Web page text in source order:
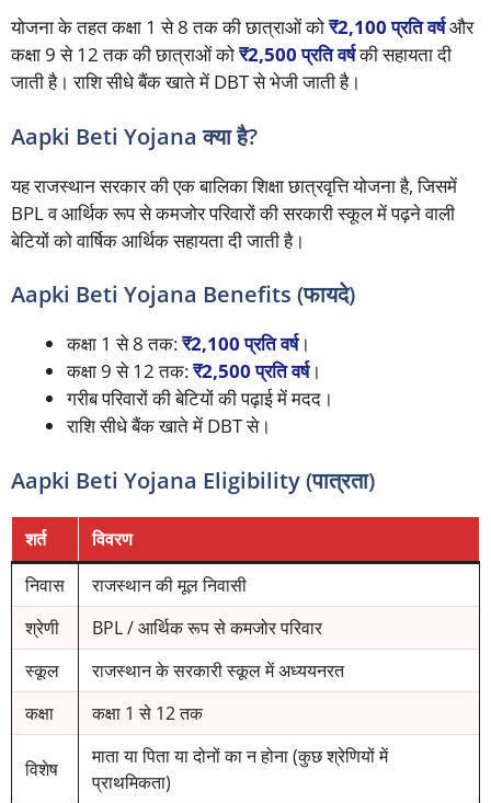
योजना के तहत कक्षा 1 से 8 तक की छात्राओं को₹2,100 प्रति वर्षऔर
कक्षा 9 से 12 तक की छात्राओं को₹2,500 प्रति वर्षकी सहायता दी
जाती है। राशि सीधे बैंक खाते में DBT से भेजी जाती है।
Aapki Beti Yojana क्या है?
यह राजस्थान सरकार की एक बालिका शिक्षा छात्रवृत्ति योजना है, जिसमें
BPL व आर्थिक रूप से कमजोर परिवारों की सरकारी स्कूल में पढ़ने वाली
बेटियों को वार्षिक आर्थिक सहायता दी जाती है।
Aapki Beti Yojana Benefits (फायदे)
कक्षा 1 से 8 तक:₹2,100 प्रति वर्ष।
कक्षा 9 से 12 तक:₹2,500 प्रति वर्ष।
गरीब परिवारों की बेटियों की पढ़ाई में मदद।
राशि सीधे बैंक खाते में DBT से।
Aapki Beti Yojana Eligibility (पात्रता)
शर्त
विवरण
निवास
राजस्थान की मूल निवासी
श्रेणी
BPL / आर्थिक रूप से कमजोर परिवार
स्कूल
राजस्थान के सरकारी स्कूल में अध्ययनरत
कक्षा
कक्षा 1 से 12 तक
विशेष
माता या पिता या दोनों का न होना (कुछ श्रेणियों में
प्राथमिकता)